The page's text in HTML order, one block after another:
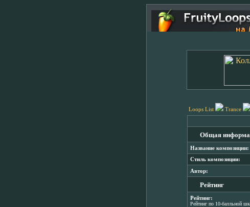
Loops List Trance
Общая
Название композиции:
Стиль композиции:
Автор:
Рейтинг
Рейтинг:
Рейтинг по 10-балльной